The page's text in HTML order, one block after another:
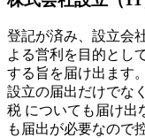
登記が済み、設立会
よる営利を目的とし
する旨を届け出ます。
設立の届出だけでな
税 についても届け出
も届出が必要なので